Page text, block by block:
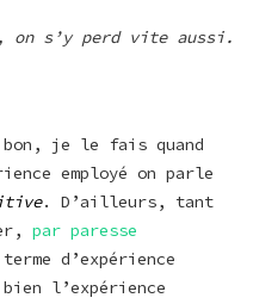
on s’y perd vite aussi.
je le fais quand
employé on parle
. D’ailleurs, tant
par paresse
d’expérience
l’expérience